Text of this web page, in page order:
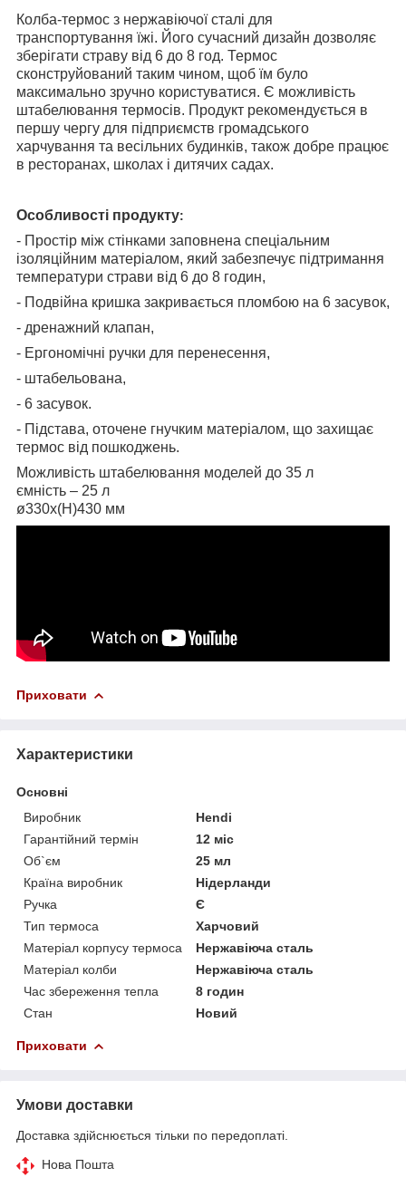
Колба-термос з нержавіючої сталі для
транспортування їжі. Його сучасний дизайн дозволяє
зберігати страву від 6 до 8 год. Термос
сконструйований таким чином, щоб їм було
максимально зручно користуватися. Є можливість
штабелювання термосів. Продукт рекомендується в
першу чергу для підприємств громадського
харчування та весільних будинків, також добре працює
в ресторанах, школах і дитячих садах.
Особливості продукту:
- Простір між стінками заповнена спеціальним
ізоляційним матеріалом, який забезпечує підтримання
температури страви від 6 до 8 годин,
- Подвійна кришка закривається пломбою на 6 засувок,
- дренажний клапан,
- Ергономічні ручки для перенесення,
- штабельована,
- 6 засувок.
- Підстава, оточене гнучким матеріалом, що захищає
термос від пошкоджень.
Можливість штабелювання моделей до 35 л
ємність – 25 л
ø330x(H)430 мм
Приховати
Характеристики
Основні
Виробник
Hendi
Гарантійний термін
12 міс
Об`єм
25 мл
Країна виробник
Нідерланди
Ручка
Є
Тип термоса
Харчовий
Матеріал корпусу термоса
Нержавіюча сталь
Матеріал колби
Нержавіюча сталь
Час збереження тепла
8 годин
Стан
Новий
Приховати
Умови доставки
Доставка здійснюється тільки по передоплаті.
Нова Пошта